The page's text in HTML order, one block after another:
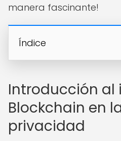
manera fascinante!
Índice
Introducción
Blockchain en
privacidad